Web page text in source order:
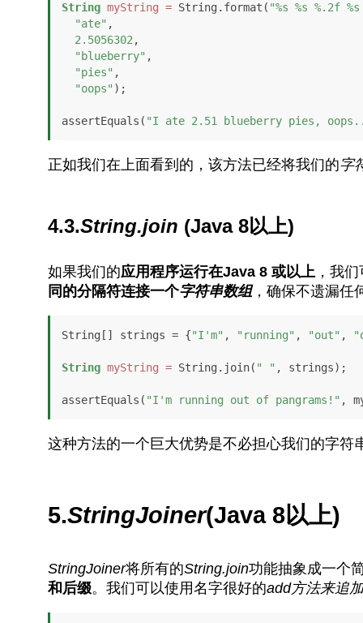
String myString = String.format( "%s %s %.2f
"ate" ,
2.5056302,
"blueberry" ,
"pies" ,
"oops" );
assertEquals( "I ate 2.51 blueberry pies,
正如我们在上面看到的，该方法已经将我们的字
4.3.String.join (Java 8以上)
如果我们的应用程序运行在Java 8 或以上，我们
同的分隔符连接一个字符串数组，确保不遗漏任
String[] strings = {"I'm" , "running" , "out" ,
String myString = String.join( " " , strings);
assertEquals( "I'm running out of pangrams!"
这种方法的一个巨大优势是不必担心我们的字符
5.StringJoiner(Java 8以上)
StringJoiner将所有的String.join功能抽象成一个
和后缀。我们可以使用名字很好的add方法来追加